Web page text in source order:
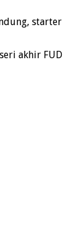
starter
akhir FUD